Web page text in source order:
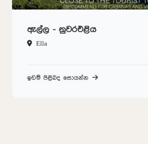
ඇල්ල - නුවරඑළිය
Ella
ඉඩම් පිළිබද සොයන්න